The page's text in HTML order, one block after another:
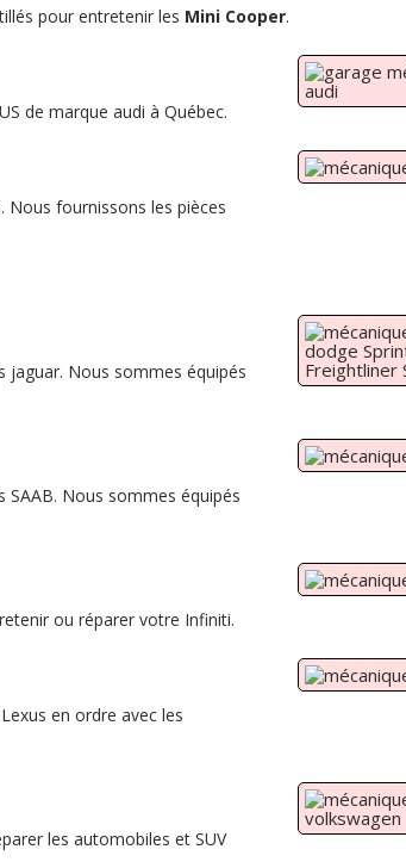
pour entretenir les Mini Cooper.
de marque audi à Québec.
Nous fournissons les pièces
jaguar. Nous sommes équipés
Nous sommes équipés
ou réparer votre Infiniti.
en ordre avec les
les automobiles et SUV